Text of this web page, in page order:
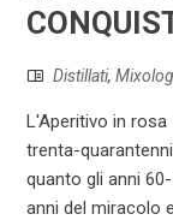
Distillati,
L'Aperitivo in
trenta-
quanto gli anni
anni del miracolo